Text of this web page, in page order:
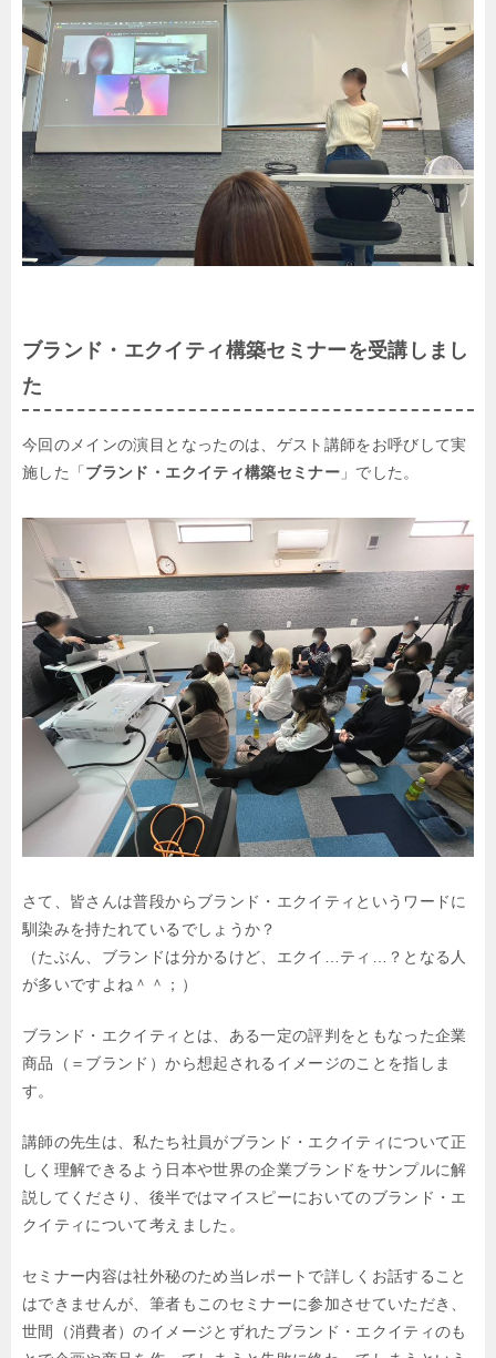
ブランド・エクイティ構築セミナーを受講しまし
た
今回のメインの演目となったのは、ゲスト講師をお呼びして実
施した
「ブランド・エクイティ構築セミナー 」でした。
さて、皆さんは普段からブランド・エクイティというワードに
馴染みを持たれているでしょうか？
（たぶん、ブランドは分かるけど、エクイ…ティ…？となる人
が多いですよね＾＾；）
ブランド・エクイティとは、 ある一定の評判をともなった企業
商品（＝ブランド）から想起されるイメージのことを指しま
す。
講師の先生は、私たち社員がブランド・エクイティについて正
しく理解できるよう 日本や世界の企業ブランドをサンプルに解
説してくださり、 後半ではマイスピーにおいてのブランド・エ
クイティについて考えました。
セミナー内容は社外秘のため当レポートで詳しくお話すること
はできませんが、 筆者もこのセミナーに参加させていただき、
世間（消費者）のイメージとずれた ブランド・エクイティのも